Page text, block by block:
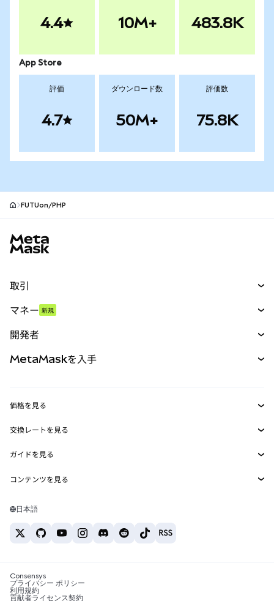
4.4 10M+ 483.8K
App Store
評価
4.7
ダウンロード数
50M+
評価数
75.8K
FUTUon/PHP
取引
パーペチュアル
RWA
マネー 新規
開発者
MetaMask Connect
Snaps
Web3サービス
MetaMaskを入手
セキュリティ
サポート
キャリア
お問い合わせ
価格を見る
イーサリアムの価格
Solanaの価格
Tetherの価格
交換レートを見る
ETH→USD
USDT→INR
BTC→INR
ETH→USDT
ガイドを見る
ETHの購入
USDTの購入
SHIBの購入
BNBの購入
コンテンツを見る
Solanaウォレット
税制関連ニュース
日本語
Consensys
プライバシー ポリシー
利用規約
貢献者ライセンス契約